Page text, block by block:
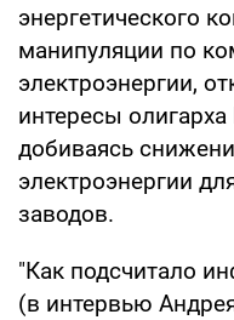
энергетического
манипуляции по
электроэнергии,
интересы
добиваясь
электроэнергии
заводов.
"Как подсчитало
(в интервью